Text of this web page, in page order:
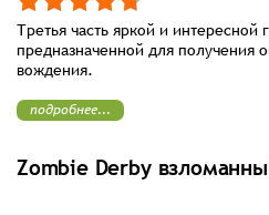
Третья часть яркой и интересной
предназначенной для получения
вождения.
подробнее...
Zombie Derby